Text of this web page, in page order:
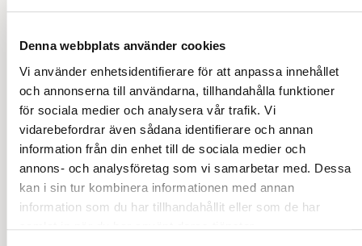
Denna webbplats använder cookies
Vi använder enhetsidentifierare för att anpassa innehållet
och annonserna till användarna, tillhandahålla funktioner
för sociala medier och analysera vår trafik. Vi
vidarebefordrar även sådana identifierare och annan
information från din enhet till de sociala medier och
annons- och analysföretag som vi samarbetar med. Dessa
kan i sin tur kombinera informationen med annan
information som du har tillhandahållit eller som de har
Utlandets etikett
Kindkyssar, en guide
Europa
Österrike
Belgien
Kroatien
Polen
Island
Danmark
Estland
Finland
Frankrike
Irland
Italien
Kroatien
Litauen
Norge
Portugal
Asien
Vietnam
Thailand
Turkiet
Nordamerika
USA
Costa Rica
Oceanien
Australien
Utlandets klädkoder